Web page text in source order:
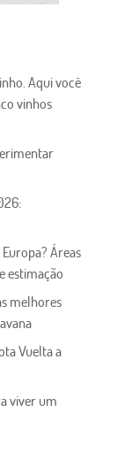
Aqui você
vinhos
Áreas
estimação
melhores
Vuelta a
viver um